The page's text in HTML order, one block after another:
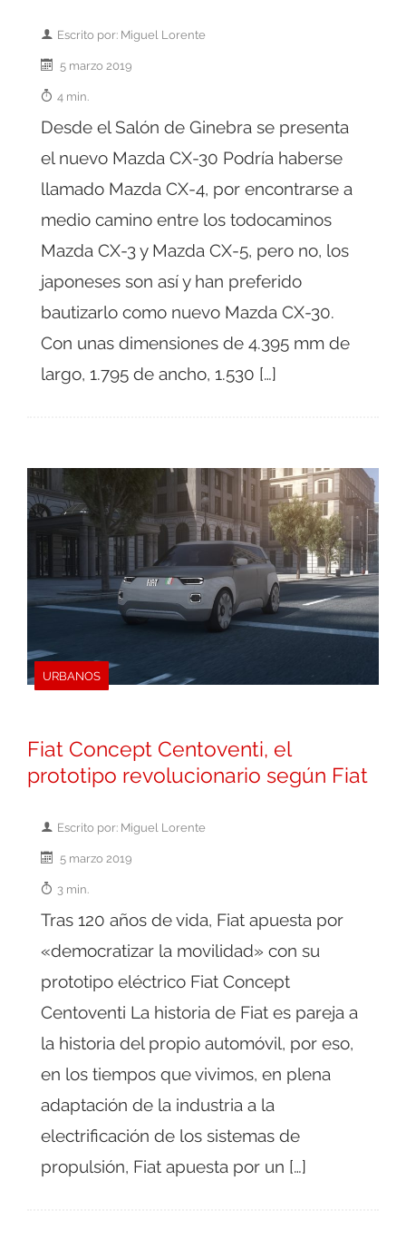
Escrito por: Miguel Lorente
5 marzo 2019
4 min.
Desde el Salón de Ginebra se presenta
el nuevo Mazda CX-30 Podría haberse
llamado Mazda CX-4, por encontrarse a
medio camino entre los todocaminos
Mazda CX-3 y Mazda CX-5, pero no, los
japoneses son así y han preferido
bautizarlo como nuevo Mazda CX-30.
Con unas dimensiones de 4.395 mm de
largo, 1.795 de ancho, 1.530 […]
URBANOS
Fiat Concept Centoventi, el
prototipo revolucionario según Fiat
Escrito por: Miguel Lorente
5 marzo 2019
3 min.
Tras 120 años de vida, Fiat apuesta por
«democratizar la movilidad» con su
prototipo eléctrico Fiat Concept
Centoventi La historia de Fiat es pareja a
la historia del propio automóvil, por eso,
en los tiempos que vivimos, en plena
adaptación de la industria a la
electrificación de los sistemas de
propulsión, Fiat apuesta por un […]